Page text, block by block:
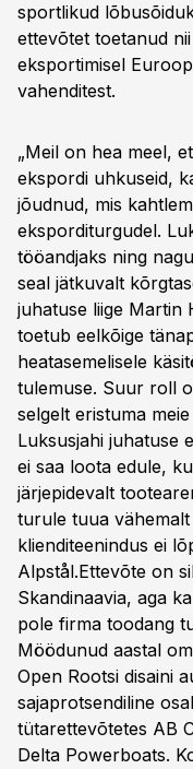
sportlikud
ettevõtet toetanud
eksportimisel
vahenditest.
„Meil on hea meel,
ekspordi uhkuseid,
jõudnud, mis
eksporditurgudel.
tööandjaks ning
seal jätkuvalt
juhatuse liige Martin
toetub eelkõige
heatasemelisele
tulemuse. Suur roll
selgelt eristuma
Luksusjahi juhatuse
ei saa loota edule,
järjepidevalt
turule tuua
klienditeenindus ei
Alpstål.Ettevõte on
Skandinaavia, aga
pole firma toodang
Möödunud aastal
Open Rootsi disaini
sajaprotsendiline
tütarettevõtetes AB
Delta Powerboats.